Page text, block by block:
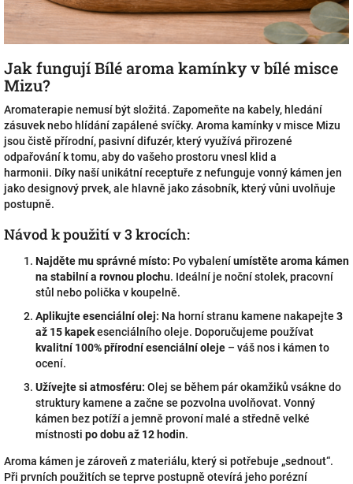
Jak fungují Bílé aroma kamínky v bílé misce
Mizu?
Aromaterapie nemusí být složitá. Zapomeňte na kabely, hledání
zásuvek nebo hlídání zapálené svíčky. Aroma kamínky v misce Mizu
jsou čistě přírodní, pasivní difuzér, který využívá přirozené
odpařování k tomu, aby do vašeho prostoru vnesl klid a
harmonii. Díky naší unikátní receptuře z nefunguje vonný kámen jen
jako designový prvek, ale hlavně jako zásobník, který vůni uvolňuje
postupně.
Návod k použití v 3 krocích:
Najděte mu správné místo: Po vybaleníumístěte aroma kámen
na stabilní a rovnou plochu. Ideální je noční stolek, pracovní
stůl nebo polička v koupelně.
Aplikujte esenciální olej: Na horní stranu kamene nakapejte 3
až 15 kapekesenciálního oleje. Doporučujeme používat
kvalitní 100% přírodní esenciální oleje – váš nos i kámen to
ocení.
Užívejte si atmosféru: Olej se během pár okamžiků vsákne do
struktury kamene a začne se pozvolna uvolňovat. Vonný
kámen bez potíží a jemně provoní malé a středně velké
místnosti po dobu až 12 hodin.
Aroma kámen je zároveň z materiálu, který si potřebuje „sednout“.
Při prvních použitích se teprve postupně otevírá jeho porézní